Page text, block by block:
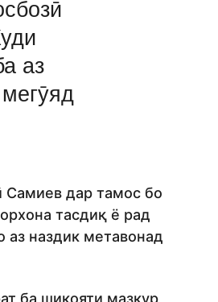
аз
Самиев дар тамос бо
тасдиқ ё рад
аз наздик метавонад
ба шикояти мазкур